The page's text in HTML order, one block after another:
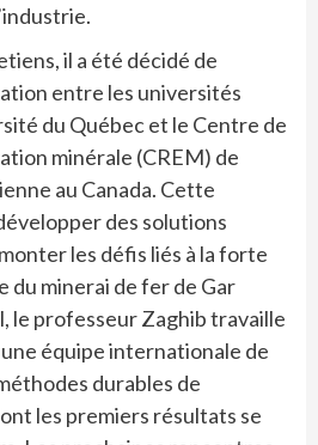
il a été décidé de
entre les universités
du Québec et le Centre de
minérale (CREM) de
au Canada. Cette
des solutions
les défis liés à la forte
du minerai de fer de Gar
le professeur Zaghib travaille
équipe internationale de
durables de
les premiers résultats se